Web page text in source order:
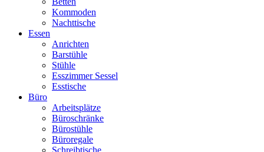
Kommoden
Nachttische
Essen
Anrichten
Barstühle
Stühle
Esszimmer Sessel
Esstische
Büro
Arbeitsplätze
Büroschränke
Bürostühle
Büroregale